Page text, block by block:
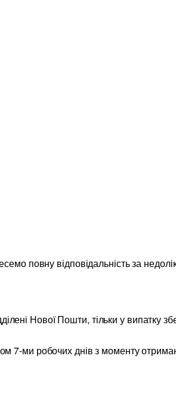
повну відповідальність за
Нової Пошти, тільки у випатку
7-ми робочих днів з моменту